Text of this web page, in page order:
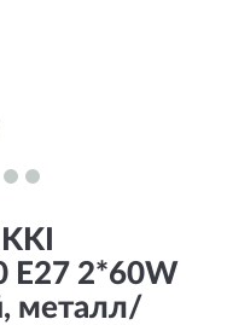
Е27 2*60W
металл/